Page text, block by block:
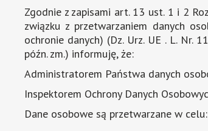
Zgodnie z zapisami art. 13 ust. 1 i 2
związku z przetwarzaniem danych
ochronie danych) (Dz. Urz. UE . L. Nr.
późn. zm.) informuję, że:
Administratorem Państwa danych
Inspektorem Ochrony Danych
Dane osobowe są przetwarzane w celu: